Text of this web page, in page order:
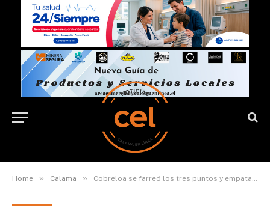
Home » Calama » Cobreloa se farreó los tres puntos y empata frente a Unión San Felipe en el Valle de Aconcagua